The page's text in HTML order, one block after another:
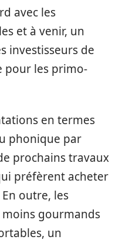
avec les
et à venir, un
investisseurs de
pour les primo-
en termes
phonique par
prochains travaux
préfèrent acheter
outre, les
gourmands
un